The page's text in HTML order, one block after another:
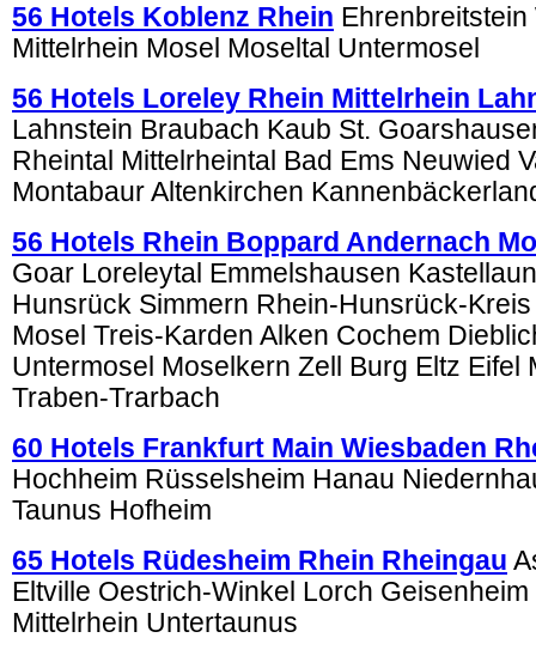
56 Hotels Koblenz Rhein Ehrenbreitstein
Mittelrhein Mosel Moseltal Untermosel
56 Hotels Loreley Rhein Mittelrhein
Lahnstein Braubach Kaub St.
Rheintal Mittelrheintal Bad Ems Neuwied
Montabaur Altenkirchen
56 Hotels Rhein Boppard Andernach
Goar Loreleytal Emmelshausen
Hunsrück Simmern Rhein-Hunsrück-
Mosel Treis-Karden Alken Cochem
Untermosel Moselkern Zell Burg Eltz Eifel
Traben-Trarbach
60 Hotels Frankfurt Main Wiesbaden
Hochheim Rüsselsheim Hanau
Taunus Hofheim
65 Hotels Rüdesheim Rhein Rheingau
Eltville Oestrich-Winkel Lorch Geisenheim
Mittelrhein Untertaunus